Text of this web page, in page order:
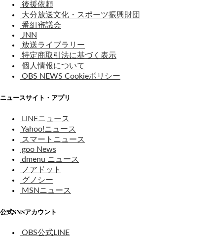
後援依頼
大分放送文化・スポーツ振興財団
番組審議会
JNN
放送ライブラリー
特定商取引法に基づく表示
個人情報について
OBS NEWS Cookieポリシー
ニュースサイト・アプリ
LINEニュース
Yahoo!ニュース
スマートニュース
goo News
dmenu ニュース
ノアドット
グノシー
MSNニュース
公式SNSアカウント
OBS公式LINE